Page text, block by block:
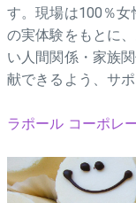
す。現場は100％女
の実体験をもとに
い人間関係・家族
献できるよう、サ
ラポール コーポレ